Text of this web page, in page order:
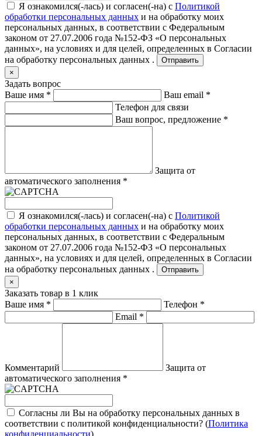
Я ознакомился(-лась) и согласен(-на) с Политикой
обработки персональных данных и на обработку моих
персональных данных, в соответствии с Федеральным
законом от 27.07.2006 года №152-ФЗ «О персональных
данных», на условиях и для целей, определенных в Согласии
на обработку персональных данных .
Отправить
×
Задать вопрос
Ваше имя * Ваш email *
Телефон для связи
Ваш вопрос, предложение *
Защита от
автоматического заполнения *
Я ознакомился(-лась) и согласен(-на) с Политикой
обработки персональных данных и на обработку моих
персональных данных, в соответствии с Федеральным
законом от 27.07.2006 года №152-ФЗ «О персональных
данных», на условиях и для целей, определенных в Согласии
на обработку персональных данных .
Отправить
×
Заказать товар в 1 клик
Ваше имя * Телефон *
Email *
Комментарий
Защита от
автоматического заполнения *
Согласны ли Вы на обработку персональных данных в
соответствии с политикой конфиденциальности? (Политика
конфиденциальности)